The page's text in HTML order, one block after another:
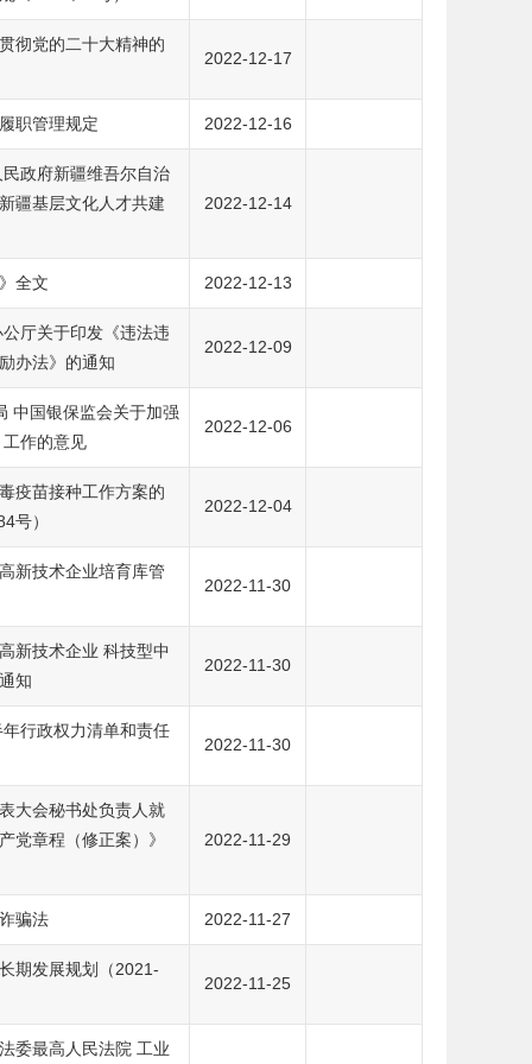
彻党的二十大精神的
2022-12-17
职管理规定 2022-12-16
政府新疆维吾尔自治
疆基层文化人才共建
2022-12-14
全文 2022-12-13
厅关于印发《违法违
办法》的通知
2022-12-09
中国银保监会关于加强
作的意见
2022-12-06
疫苗接种工作方案的
号）
2022-12-04
新技术企业培育库管
2022-11-30
新技术企业 科技型中
知
2022-11-30
行政权力清单和责任
2022-11-30
大会秘书处负责人就
党章程（修正案）》
2022-11-29
骗法 2022-11-27
期发展规划（2021-
2022-11-25
委最高人民法院 工业